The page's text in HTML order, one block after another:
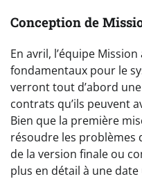
Conception de
En avril, l’équipe
fondamentaux pour le
verront tout d’abord
contrats qu’ils peuvent
Bien que la première
résoudre les problèmes
de la version finale ou
plus en détail à une